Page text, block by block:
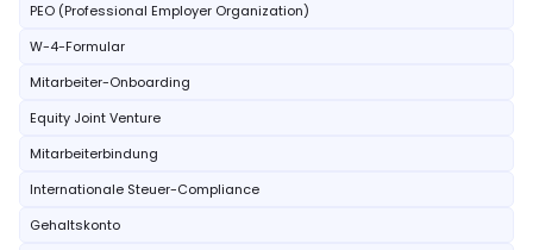
PEO (Professional Employer Organization)
W-4-Formular
Mitarbeiter-Onboarding
Equity Joint Venture
Mitarbeiterbindung
Internationale Steuer-Compliance
Gehaltskonto